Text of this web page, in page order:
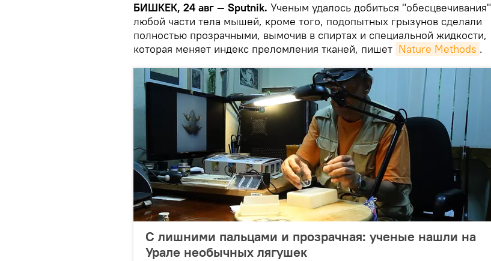
БИШКЕК, 24 авг — Sputnik. Ученым удалось добиться "обесцвечивания"
любой части тела мышей, кроме того, подопытных грызунов сделали
полностью прозрачными, вымочив в спиртах и специальной жидкости,
которая меняет индекс преломления тканей, пишет Nature Methods .
С лишними пальцами и прозрачная: ученые нашли на
Урале необычных лягушек